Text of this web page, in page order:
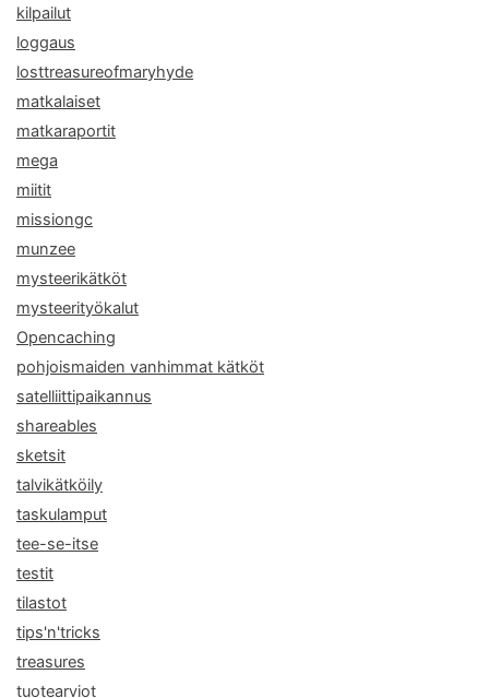
kilpailut
loggaus
losttreasureofmaryhyde
matkalaiset
matkaraportit
mega
miitit
missiongc
munzee
mysteerikätköt
mysteerityökalut
Opencaching
pohjoismaiden vanhimmat kätköt
satelliittipaikannus
shareables
sketsit
talvikätköily
taskulamput
tee-se-itse
testit
tilastot
tips'n'tricks
treasures
tuotearviot